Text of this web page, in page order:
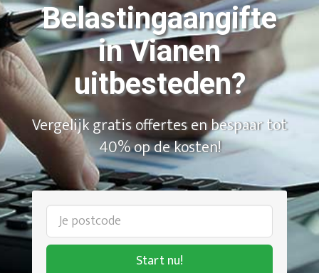
Belastingaangifte
in Vianen
uitbesteden?
Vergelijk gratis offertes en bespaar tot
40% op de kosten!
Start nu!